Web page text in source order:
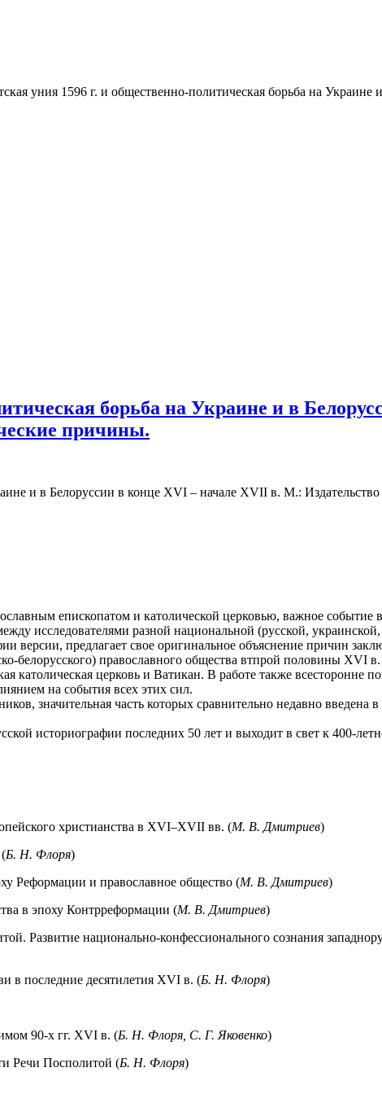
уния 1596 г. и общественно-политическая борьба на
борьба на Украине и в
причины.
и в Белоруссии в конце XVI – начале XVII в. М.:
епископатом и католической церковью, важное
исследователями разной национальной (русской,
версии, предлагает свое оригинальное объясне­ние причин
белорусского) православного общества втпрой половины XVI
католическая церковь и Ватикан. В работе также всесторонне
на события всех этих сил.
значительная часть которых сравнительно недавно введена
историографии последних 50 лет и выходит в свет к 400-
христианства в XVI–XVII вв. (М. В. Дмитриев)
Б. Н. Флоря)
Реформации и православное общество (М. В. Дмитриев)
в эпоху Контрреформации (М. В. Дмитриев)
Развитие национально-конфессионального сознания
в последние десятилетия XVI в. (Б. Н. Флоря)
90-х гг. XVI в. (Б. Н. Флоря, С. Г. Яковенко)
Речи Посполитой (Б. Н. Флоря)